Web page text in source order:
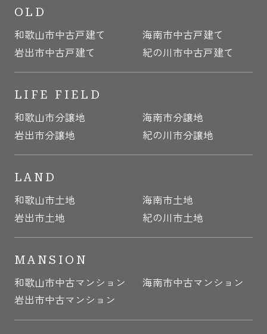
OLD
和歌山市中古戸建て
海南市中古戸建て
岩出市中古戸建て
紀の川市中古戸建て
LIFE FIELD
和歌山市分譲地
海南市分譲地
岩出市分譲地
紀の川市分譲地
LAND
和歌山市土地
海南市土地
岩出市土地
紀の川市土地
MANSION
和歌山市中古マンション
海南市中古マンション
岩出市中古マンション